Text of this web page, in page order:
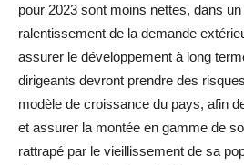
pour 2023 sont moins nettes, dans
ralentissement de la demande
assurer le développement à long
dirigeants devront prendre des
modèle de croissance du pays, afin
et assurer la montée en gamme de
rattrapé par le vieillissement de sa